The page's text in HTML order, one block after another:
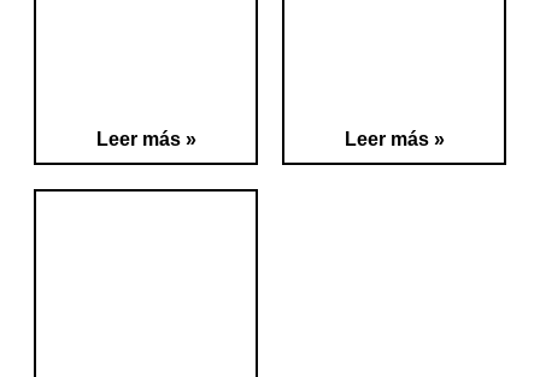
Leer más » Leer más »